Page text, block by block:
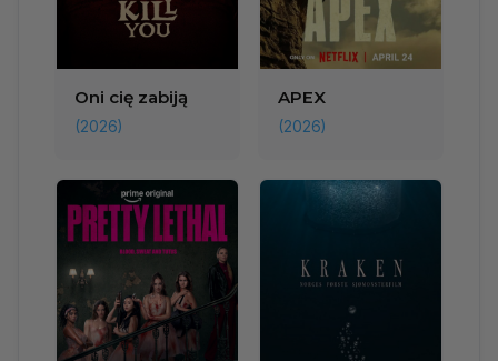
Oni cię zabiją
(2026)
APEX
(2026)